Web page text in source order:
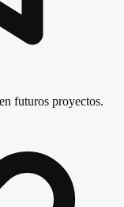
futuros proyectos.